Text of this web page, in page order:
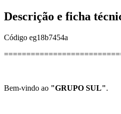
Descrição e ficha
Código eg18b7454a
Bem-vindo ao "GRUPO SUL".